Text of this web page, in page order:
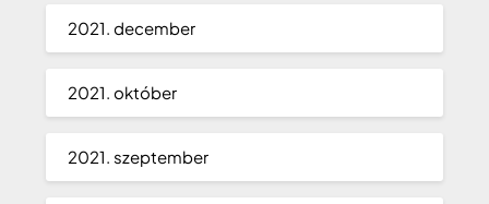
2021. december
2021. október
2021. szeptember